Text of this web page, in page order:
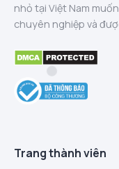
nhỏ tại Việt Nam
chuyên nghiệp và
Trang thành viên